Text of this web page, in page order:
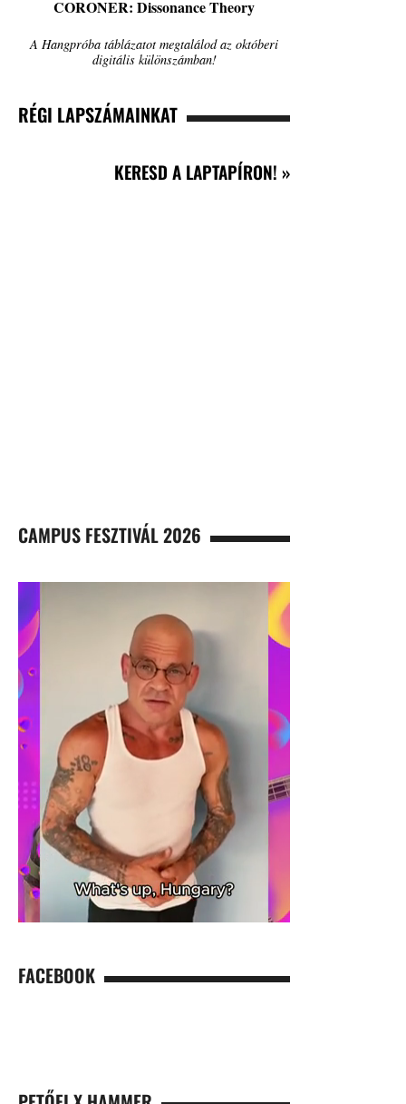
CORONER: Dissonance Theory
A Hangpróba táblázatot megtalálod az októberi
digitális különszámban!
RÉGI LAPSZÁMAINKAT
KERESD A LAPTAPÍRON! »
CAMPUS FESZTIVÁL 2026
FACEBOOK